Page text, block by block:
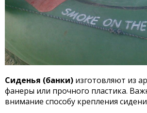
Сиденья (банки) изготовляют из
фанеры или прочного пластика.
внимание способу крепления